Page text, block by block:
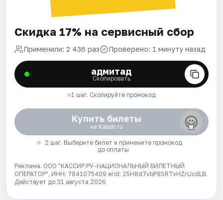
Скидка 17% на сервисный сбор
Применили: 2 436 раз Проверено: 1 минуту назад
адмитад
Скопировать
1 шаг. Скопируйте промокод
Купить билеты
на Kassir.ru
2 шаг. Выберите билет и примените промокод
до оплаты
Реклама. ООО "КАССИР.РУ-НАЦИОНАЛЬНЫЙ БИЛЕТНЫЙ
ОПЕРАТОР", ИНН: 7841075409 erid: 25H8d7vbP8SRTvHZrUcdLB.
Действует до 31 августа 2026